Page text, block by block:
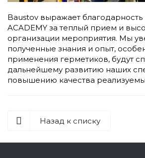
Baustov выражает
ACADEMY за теплый прием и
организации мероприятия. Мы
полученные знания и опыт,
применения герметиков, будут
дальнейшему развитию наших
повышению качества
Назад к списку